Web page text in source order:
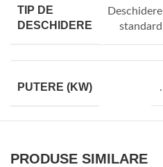
TIP DE
DESCHIDERE
Deschidere
standard
PUTERE (KW) .
PRODUSE SIMILARE